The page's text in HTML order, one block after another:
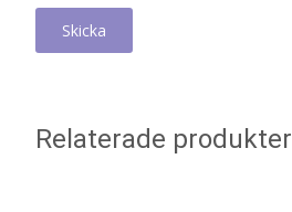
Relaterade produkter